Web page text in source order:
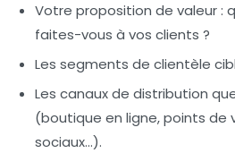
Votre proposition de valeur:
faites-vous à vos clients ?
Les segments de clientèle
Les canaux de distribution
(boutique en ligne, points de
sociaux…).